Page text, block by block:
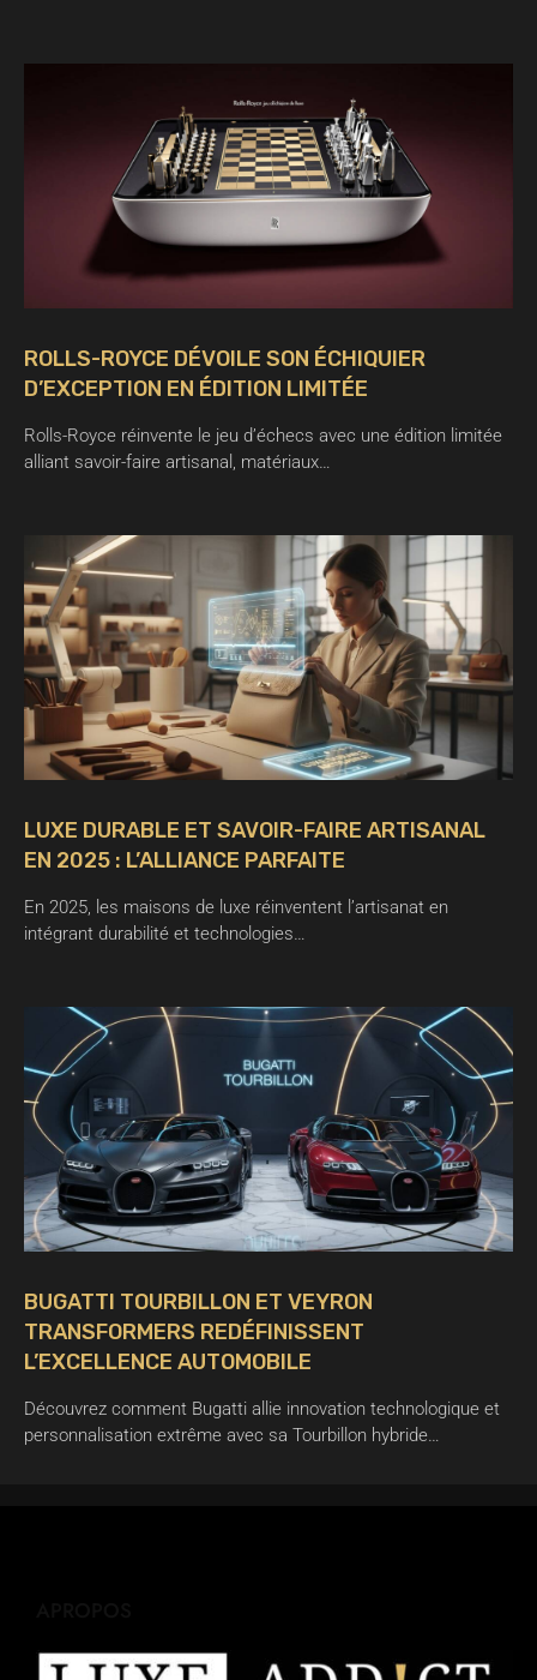
ROLLS-ROYCE DÉVOILE SON ÉCHIQUIER
D’EXCEPTION EN ÉDITION LIMITÉE
Rolls-Royce réinvente le jeu d’échecs avec une édition limitée
alliant savoir-faire artisanal, matériaux…
LUXE DURABLE ET SAVOIR-FAIRE ARTISANAL
EN 2025 : L’ALLIANCE PARFAITE
En 2025, les maisons de luxe réinventent l’artisanat en
intégrant durabilité et technologies…
BUGATTI TOURBILLON ET VEYRON
TRANSFORMERS REDÉFINISSENT
L’EXCELLENCE AUTOMOBILE
Découvrez comment Bugatti allie innovation technologique et
personnalisation extrême avec sa Tourbillon hybride…